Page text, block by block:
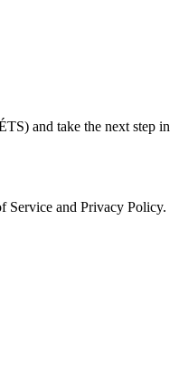
and take the next step in
Service and Privacy Policy.